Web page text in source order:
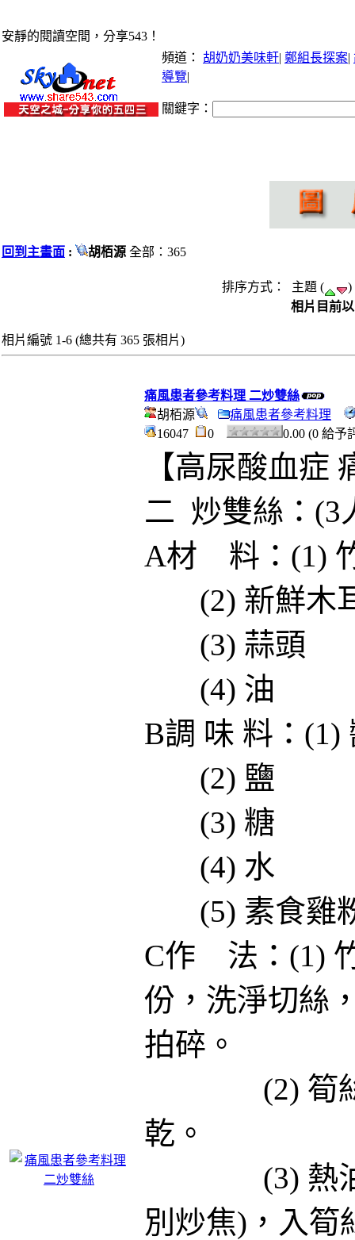
安靜的閱讀空間，分享543！
頻道： 胡奶奶美味軒| 鄭組長探案|
導覽|
關鍵字：
回到主畫面 : 胡栢源 全部：365
排序方式： 主題 (
)
相片目前
相片編號 1-6 (總共有 365 張相片)
痛風患者參考料理 二炒雙絲
胡栢源
痛風患者參考料理
16047
0 0.00 (0 給予
【高尿酸血症
二 炒雙絲：(3
A材 料：(1)
(2) 新鮮
(3) 蒜
(4) 油
B調 味 料：
(2) 鹽 二
(3) 糖 1
(4) 水
(5) 素食雞
C作 法：(1)
份，洗淨切絲
拍碎。
(2) 筍絲入
乾。
(3) 熱油3
別炒焦)，入筍